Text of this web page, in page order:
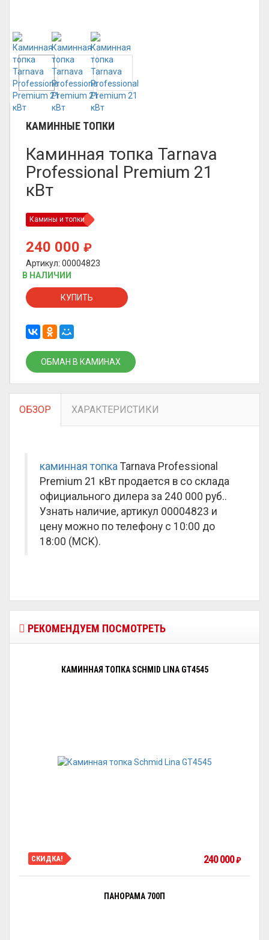
КАМИННЫЕ ТОПКИ
Каминная топка Tarnava
Professional Premium 21
кВт
Камины и топки
240 000 ₽
Артикул: 00004823
В НАЛИЧИИ
КУПИТЬ
ОБМАН В КАМИНАХ
ОБЗОР ХАРАКТЕРИСТИКИ
каминная топка Tarnava Professional
Premium 21 кВт продается в со склада
официального дилера за 240 000 руб..
Узнать наличие, артикул 00004823 и
цену можно по телефону с 10:00 до
18:00 (МСК).
РЕКОМЕНДУЕМ ПОСМОТРЕТЬ
КАМИННАЯ ТОПКА SCHMID LINA GT4545
СКИДКА! 240 000₽
ПАНОРАМА 700П